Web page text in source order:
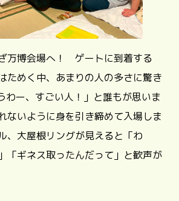
万博会場へ！ ゲートに到着する
ためく中、あまりの人の多さに驚き
ー、すごい人！」と誰もが思いま
ないように身を引き締めて入場しま
、大屋根リングが見えると「わ
ギネス取ったんだって」と歓声が